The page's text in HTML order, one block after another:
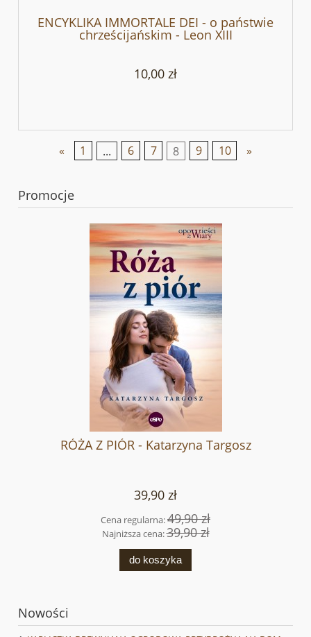
ENCYKLIKA IMMORTALE DEI - o państwie
chrześcijańskim - Leon XIII
10,00 zł
« 1 ... 6 7 8 9 10 »
Promocje
RÓŻA Z PIÓR - Katarzyna Targosz
39,90 zł
Cena regularna:49,90 zł
Najniższa cena:39,90 zł
do koszyka
Nowości